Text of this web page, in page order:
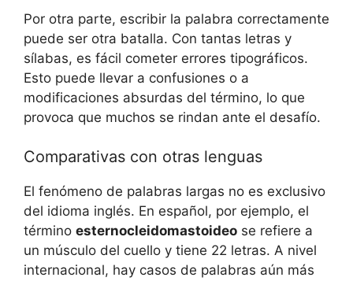
Por otra parte, escribir la palabra correctamente
puede ser otra batalla. Con tantas letras y
sílabas, es fácil cometer errores tipográficos.
Esto puede llevar a confusiones o a
modificaciones absurdas del término, lo que
provoca que muchos se rindan ante el desafío.
Comparativas con otras lenguas
El fenómeno de palabras largas no es exclusivo
del idioma inglés. En español, por ejemplo, el
término esternocleidomastoideo se refiere a
un músculo del cuello y tiene 22 letras. A nivel
internacional, hay casos de palabras aún más